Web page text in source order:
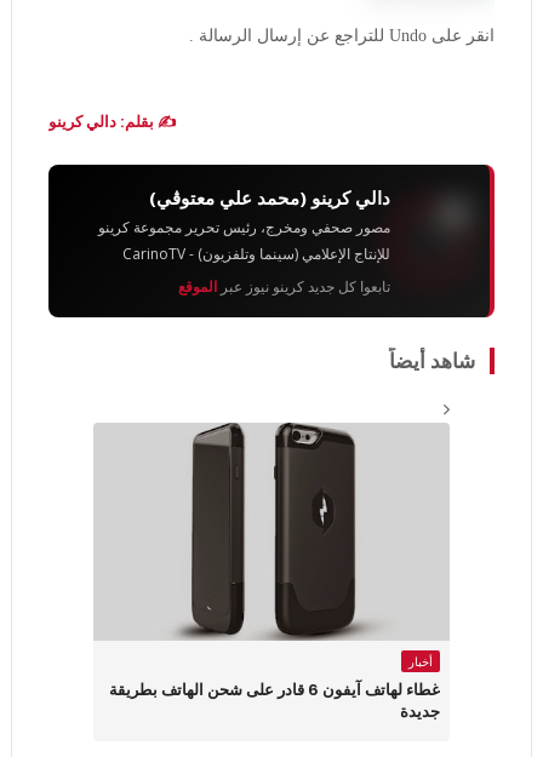
انقر على Undo للتراجع عن إرسال الرسالة .
✍️ بقلم: دالي كرينو
دالي كرينو (محمد علي معتوڨي)
مصور صحفي ومخرج، رئيس تحرير مجموعة كرينو
للإنتاج الإعلامي (سينما وتلفزيون) - CarinoTV
تابعوا كل جديد كرينو نيوز عبر الموقع
شاهد أيضاً
أخبار
غطاء لهاتف آيفون 6 قادر على شحن الهاتف بطريقة
جديدة